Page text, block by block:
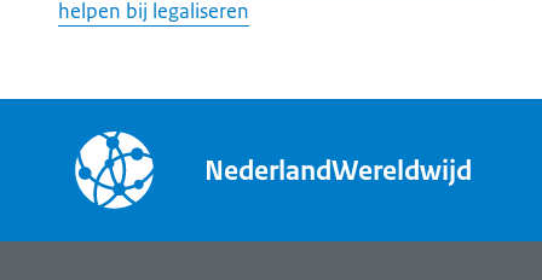
helpen bij legaliseren
NederlandWereldwijd